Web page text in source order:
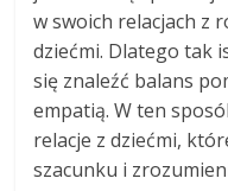
w swoich relacjach z
dziećmi. Dlatego tak
się znaleźć balans
empatią. W ten
relacje z dziećmi,
szacunku i